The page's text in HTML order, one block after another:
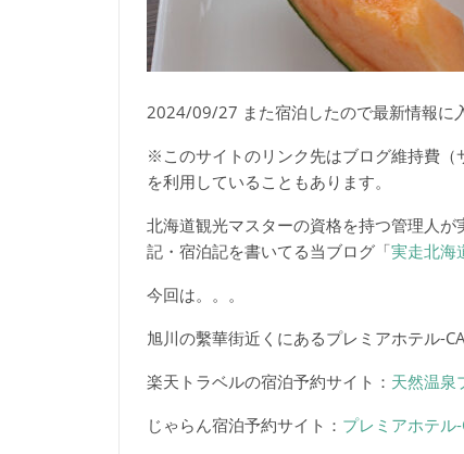
2024/09/27 また宿泊したので最新情報に
※このサイトのリンク先はブログ維持費（
を利用していることもあります。
北海道観光マスターの資格を持つ管理人
記・宿泊記を書いてる当ブログ「実走北海
今回は。。。
旭川の繫華街近くにあるプレミアホテル-
楽天トラベルの宿泊予約サイト： 天然温
じゃらん宿泊予約サイト： プレミアホテル